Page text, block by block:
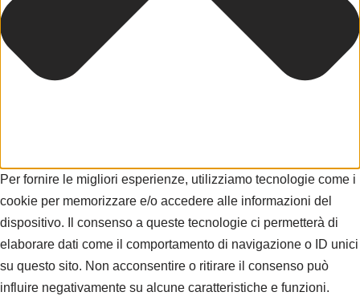
Per fornire le migliori esperienze, utilizziamo tecnologie come i
cookie per memorizzare e/o accedere alle informazioni del
dispositivo. Il consenso a queste tecnologie ci permetterà di
elaborare dati come il comportamento di navigazione o ID unici
su questo sito. Non acconsentire o ritirare il consenso può
influire negativamente su alcune caratteristiche e funzioni.